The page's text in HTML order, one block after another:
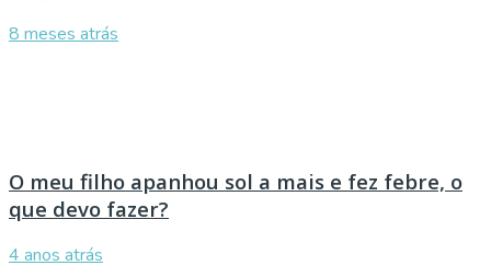
8 meses atrás
O meu filho apanhou sol a mais e fez febre, o
que devo fazer?
4 anos atrás